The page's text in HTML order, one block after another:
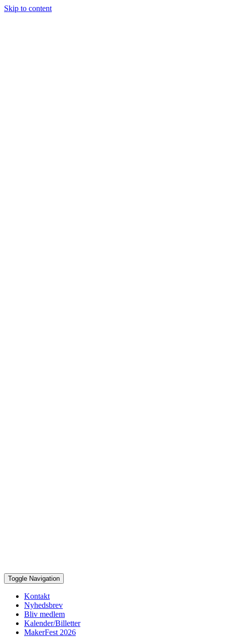
Skip to content
Toggle Navigation
Kontakt
Nyhedsbrev
Bliv medlem
Kalender/Billetter
MakerFest 2026